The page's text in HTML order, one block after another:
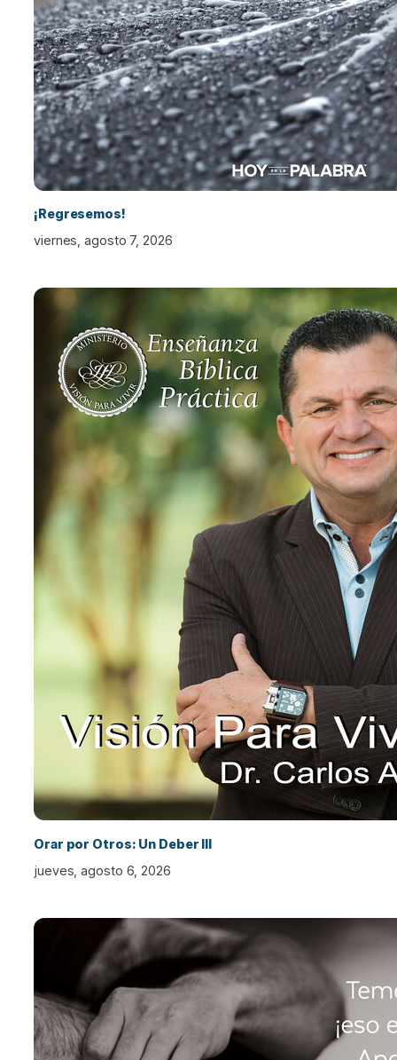
¡Regresemos!
viernes, agosto 7, 2026
Orar por Otros: Un Deber III
jueves, agosto 6, 2026